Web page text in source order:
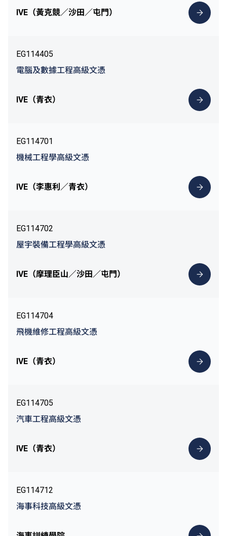
IVE（黃克競／沙田／屯門）
EG114405
電腦及數據工程高級文憑
IVE（青衣）
EG114701
機械工程學高級文憑
IVE（李惠利／青衣）
EG114702
屋宇裝備工程學高級文憑
IVE（摩理臣山／沙田／屯門）
EG114704
飛機維修工程高級文憑
IVE（青衣）
EG114705
汽車工程高級文憑
IVE（青衣）
EG114712
海事科技高級文憑